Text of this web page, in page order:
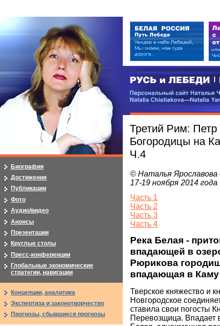
РУСЬ и ЛЕБЕДИ | RUSI —
Персональный сайт Натальи
Третий Рим:
Богородицы на
Ч.4
© Наталья Ярославова
17-19 ноября 2014 года
Часть 1
Часть 2
Часть 3
Часть 4
Река Белая -
впадающей в
Рюрикова
впадающая в Каму
Тверское княжество и
Новгородское
ставила свои погосты
Перевозщица. Впадает
Биография
Достижения
Публикации
Фото
Аудио/видео
Анонсы
Презентации
Круглые столы
Пресс-конференции
Глобальные экономические
стратегии, навигации
Концепции, аналитика
Экспертиза и законотворчество
Прогнозы, сбывшиеся прогнозы